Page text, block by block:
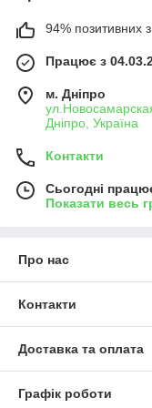
94% позитивних з
Працює з
м. Дніпро
Дніпро, Україна
Контакти
Сьогодні
Показати весь
Про нас
Контакти
Доставка та оплата
Графік роботи